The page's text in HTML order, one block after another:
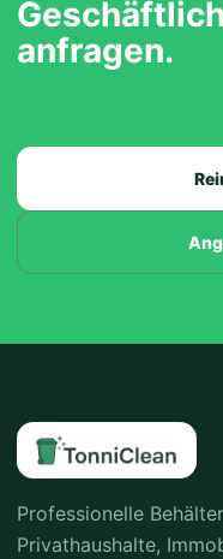
anfragen.
Professionelle
Privathaushalte,